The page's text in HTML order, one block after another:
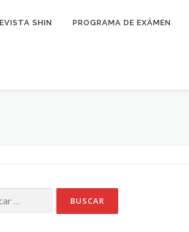
SHIN PROGRAMA DE EXÁMEN